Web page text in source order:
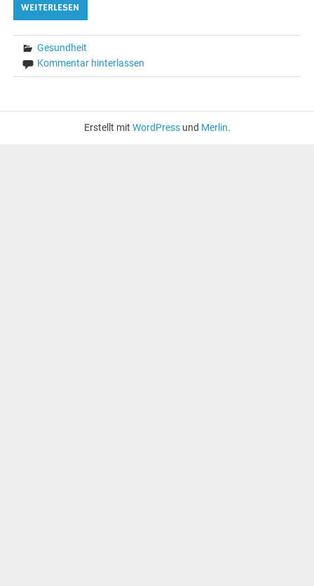
WEITERLESEN
Gesundheit
Kommentar hinterlassen
Erstellt mit WordPressund Merlin.